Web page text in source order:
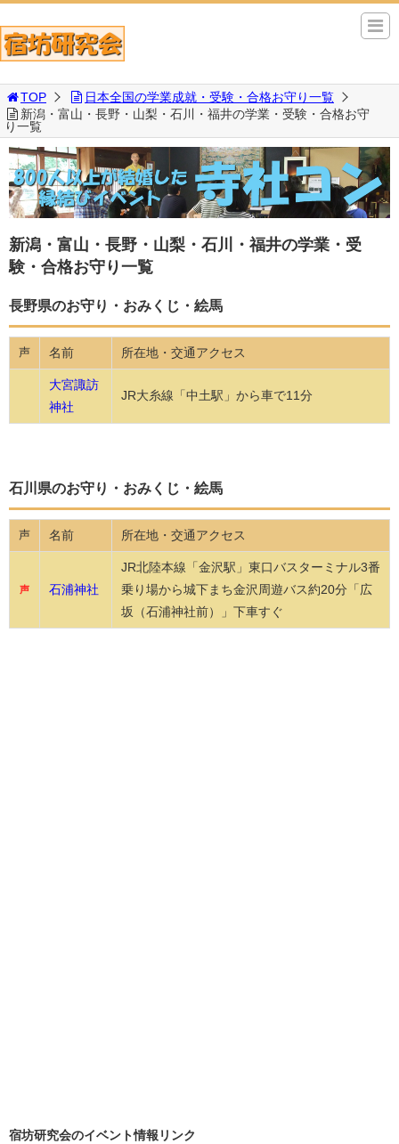
TOP
日本全国の学業成就・受験・合格お守り一覧
新潟・富山・長野・山梨・石川・福井の学業・受験・合格お守
り一覧
新潟・富山・長野・山梨・石川・福井の学業・受
験・合格お守り一覧
長野県のお守り・おみくじ・絵馬
声 名前 所在地・交通アクセス
大宮諏訪
神社
JR大糸線「中土駅」から車で11分
石川県のお守り・おみくじ・絵馬
声 名前 所在地・交通アクセス
声 石浦神社
JR北陸本線「金沢駅」東口バスターミナル3番
乗り場から城下まち金沢周遊バス約20分「広
坂（石浦神社前）」下車すぐ
宿坊研究会のイベント情報リンク